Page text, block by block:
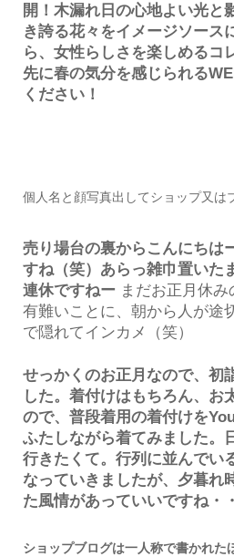
開！木漏れ日の心地よい光と
き誇る花々をイメージソース
ら、女性らしさを楽しめるコ
先に春の気分を感じられる
ください！
個人名と顔写真出してショップ又は
売り場台の裏からこんにちは
すね（笑）あらっ雑巾置いた
連休ですねー まだお正月休
有難いことに、朝から人が途
で隠れてインカメ（笑）
せっかくのお正月なので、初
した。着付けはもちろん、お
ので、普段着用の着付けを
ふたしながら着てみました。
行きたくて。行列に並んでい
なっていきましたが、夕暮れ
た風情があっていいですね・
ショップブログは一人称で書かれた